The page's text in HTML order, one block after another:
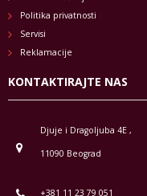
Politika privatnosti
Servisi
Reklamacije
KONTAKTIRAJTE NAS
Djuje i Dragoljuba 4E ,
11090 Beograd
+381 11 23 79 051